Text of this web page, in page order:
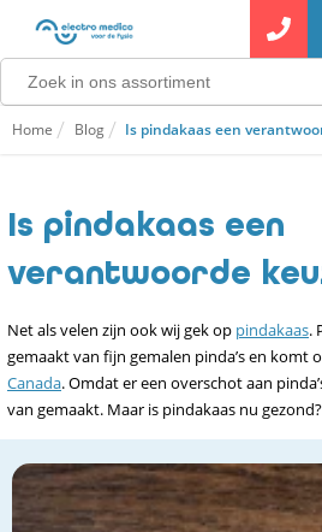
Home Blog Is pindakaas een
Is pindakaas een
verantwoorde
Net als velen zijn ook wij gek op pindakaas.
gemaakt van fijn gemalen pinda’s en komt
Canada. Omdat er een overschot aan
van gemaakt. Maar is pindakaas nu gezond?